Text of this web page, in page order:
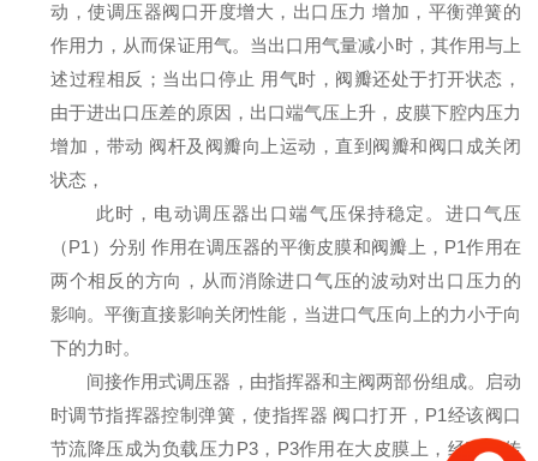
动，使调压器阀口开度增大，出口压力 增加，平衡弹簧的
作用力，从而保证用气。当出口用气量减小时，其作用与上
述过程相反；当出口停止 用气时，阀瓣还处于打开状态，
由于进出口压差的原因，出口端气压上升，皮膜下腔内压力
增加，带动 阀杆及阀瓣向上运动，直到阀瓣和阀口成关闭
状态，
此时， 电动调压器出口端气压保持稳定。进口气压
（P1）分别 作用在调压器的平衡皮膜和阀瓣上，P1作用在
两个相反的方向，从而消除进口气压的波动对出口压力的
影响。平衡直接影响关闭性能，当进口气压向上的力小于向
下的力时。
间接作用式调压器，由指挥器和主阀两部份组成。启动
时调节指挥器控制弹簧，使指挥器 阀口打开，P1经该阀口
节流降压成为负载压力P3，P3作用在大皮膜上，经顶杆传